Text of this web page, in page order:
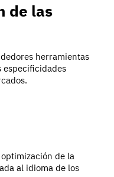
de las
herramientas
especificidades
de la
al idioma de los